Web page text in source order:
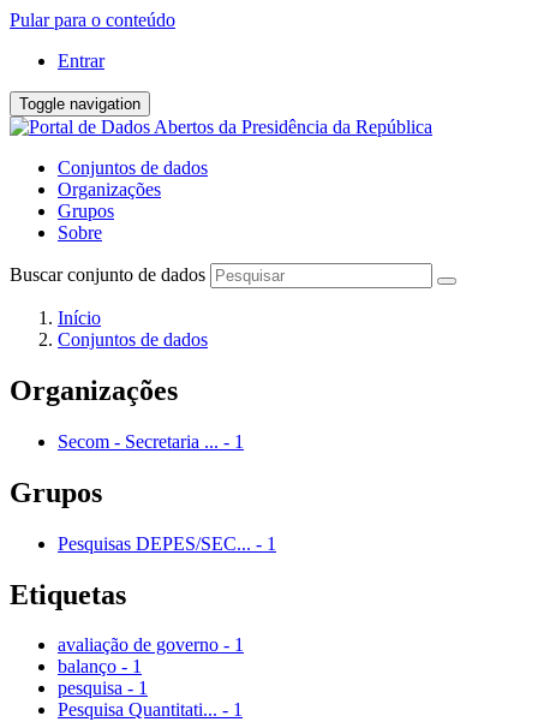
Pular para o conteúdo
Entrar
Toggle navigation
Conjuntos de dados
Organizações
Grupos
Sobre
Buscar conjunto de dados
Início
Conjuntos de dados
Organizações
Secom - Secretaria ... - 1
Grupos
Pesquisas DEPES/SEC... - 1
Etiquetas
avaliação de governo - 1
balanço - 1
pesquisa - 1
Pesquisa Quantitati... - 1